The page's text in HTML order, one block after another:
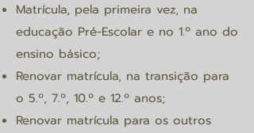
Matrícula, pela primeira vez, na
educação Pré-Escolar e no 1.º ano do
ensino básico;
Renovar matrícula, na transição para
o 5.º, 7.º, 10.º e 12.º anos;
Renovar matrícula para os outros